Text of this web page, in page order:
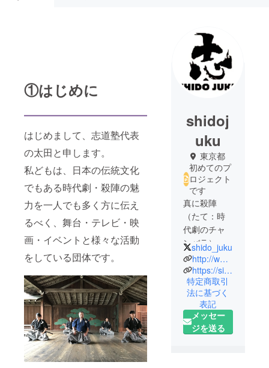
①はじめに
はじめまして、志道塾代表
の太田と申します。
私どもは、日本の伝統文化
でもある時代劇・殺陣の魅
力を一人でも多く方に伝え
るべく、舞台・テレビ・映
画・イベントと様々な活動
をしている団体です。
shidoj
uku
東京都
初めてのプ
ロジェクト
です
真に殺陣
（たて：時
代劇のチャ
ンバラ）が
できる俳優
の育成を目
指して活動
していま
す。メディ
アやイベン
トで殺陣を
shido_juku
http://www.shidojuku.com/
https://sites.google.com/view/shidojuku-issounotamashii
特定商取引
法に基づく
表記
メッセー
ジを送る